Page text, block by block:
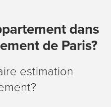
dans
de Paris?
estimation